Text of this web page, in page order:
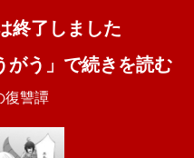
終了しました
がう」で続きを読む
復讐譚